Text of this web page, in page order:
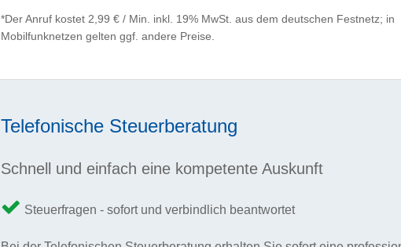
*Der Anruf kostet 2,99 € / Min. inkl. 19% MwSt. aus dem deutschen Festnetz; in
Mobilfunknetzen gelten ggf. andere Preise.
Telefonische Steuerberatung
Schnell und einfach eine kompetente Auskunft
Steuerfragen - sofort und verbindlich beantwortet